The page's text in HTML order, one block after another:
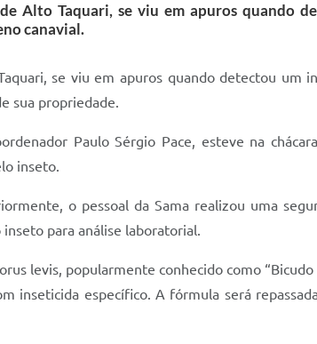
Alto Taquari, se viu em apuros quando
canavial.
se viu em apuros quando detectou um
sua propriedade.
Paulo Sérgio Pace, esteve na
inseto.
o pessoal da Sama realizou uma
para análise laboratorial.
levis, popularmente conhecido como “Bicudo
inseticida específico. A fórmula será